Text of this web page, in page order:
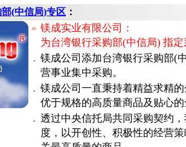
(中信局)专区 ：
» 镁成实业有限公司：
为台湾银行采购部(中信局) 指
． 镁成公司添加台湾银行采购部(
营事业集中采购。
． 镁成公司一直秉持着精益求精
优于规格的高质量商品及贴心
． 透过中央信托局共同采购契约
度，以开创性、积极性的经营